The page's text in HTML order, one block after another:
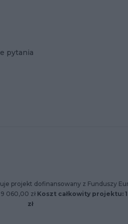
pytania
projekt dofinansowany z Funduszy
060,00 zł Koszt całkowity projektu: 1
zł